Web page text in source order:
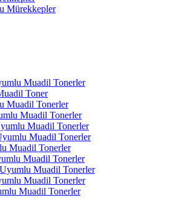
Mürekkepler
Muadil Tonerler
Toner
Muadil Tonerler
Muadil Tonerler
Muadil Tonerler
Muadil Tonerler
Muadil Tonerler
Muadil Tonerler
Muadil Tonerler
Muadil Tonerler
Muadil Tonerler